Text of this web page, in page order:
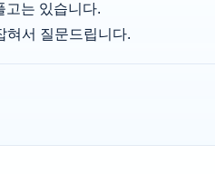
고는 있습니다.
혀서 질문드립니다.